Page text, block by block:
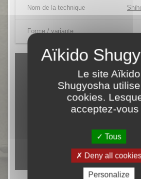
Nom de la technique
Forme / variante
Le site Aïkido
Shugyosha
cookies.
acceptez-vous
Tous
Deny all
Personalize